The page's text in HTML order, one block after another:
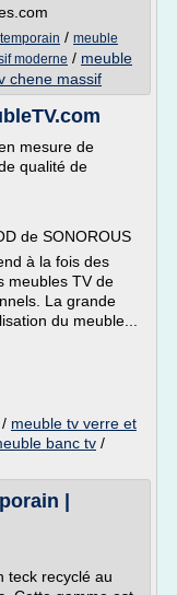
/ meuble
moderne / meuble
chene massif
mesure de
qualité de
de SONOROUS
à la fois des
meubles TV de
La grande
du meuble...
/ meuble tv verre et
banc tv /
|
teck recyclé au